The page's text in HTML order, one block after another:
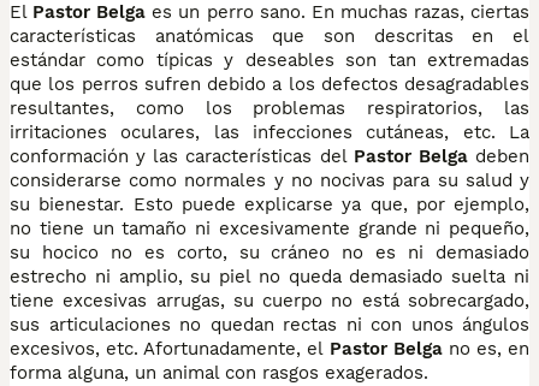
El Pastor Belga es un perro sano. En muchas razas, ciertas
características anatómicas que son descritas en el
estándar como típicas y deseables son tan extremadas
que los perros sufren debido a los defectos desagradables
resultantes, como los problemas respiratorios, las
irritaciones oculares, las infecciones cutáneas, etc. La
conformación y las características del Pastor Belga deben
considerarse como normales y no nocivas para su salud y
su bienestar. Esto puede explicarse ya que, por ejemplo,
no tiene un tamaño ni excesivamente grande ni pequeño,
su hocico no es corto, su cráneo no es ni demasiado
estrecho ni amplio, su piel no queda demasiado suelta ni
tiene excesivas arrugas, su cuerpo no está sobrecargado,
sus articulaciones no quedan rectas ni con unos ángulos
excesivos, etc. Afortunadamente, el Pastor Belga no es, en
forma alguna, un animal con rasgos exagerados.